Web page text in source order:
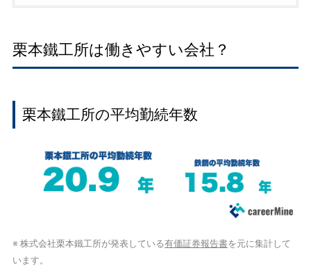
栗本鐵工所は働きやすい会社？
栗本鐵工所の平均勤続年数
※ 株式会社栗本鐵工所が発表している有価証券報告書を元に集計して
います。